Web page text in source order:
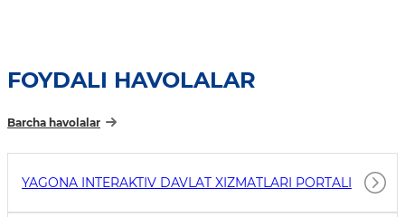
FOYDALI HAVOLALAR
Barcha havolalar
YAGONA INTERAKTIV DAVLAT XIZMATLARI PORTALI